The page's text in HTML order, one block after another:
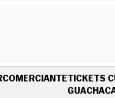
COMERCIANTETICKETS